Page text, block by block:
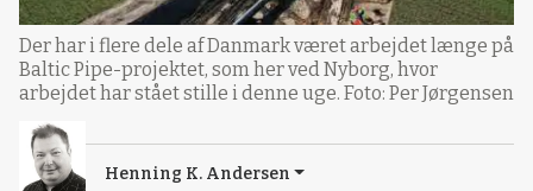
Der har i flere dele af Danmark været arbejdet længe på
Baltic Pipe-projektet, som her ved Nyborg, hvor
arbejdet har stået stille i denne uge. Foto: Per Jørgensen
Henning K. Andersen